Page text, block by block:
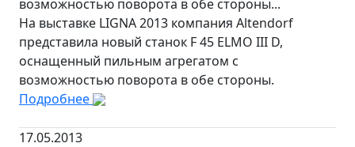
возможностью поворота в обе стороны...
На выставке LIGNA 2013 компания Altendorf
представила новый станок F 45 ELMO III D,
оснащенный пильным агрегатом с
возможностью поворота в обе стороны.
Подробнее
17.05.2013